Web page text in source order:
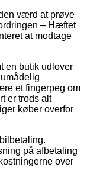
værd at prøve
– Hæftet
at modtage
en butik udlover
et fingerpeg om
er trods alt
køber overfor
på afbetaling
over